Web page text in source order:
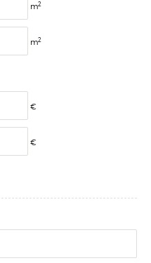
m2
m2
€
€